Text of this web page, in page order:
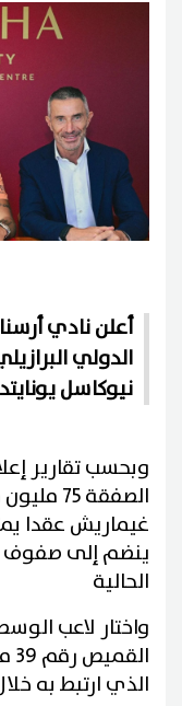
أعلن نادي
الدولي
نيوكاسل يونايتد
وبحسب تقارير
الصفقة
غيماريش عقدا
ينضم إلى صفوف
الحالية
واختار لاعب
الذي ارتبط به